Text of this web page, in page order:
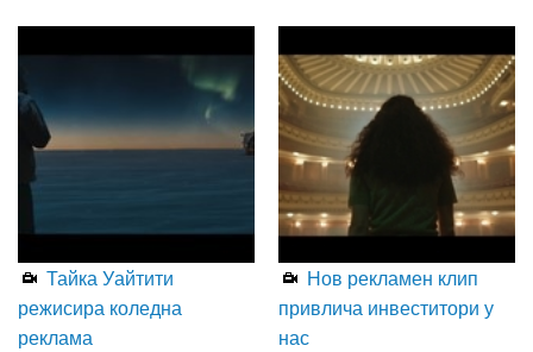
Тайка Уайтити
режисира коледна
реклама
Нов рекламен клип
привлича инвеститори у
нас